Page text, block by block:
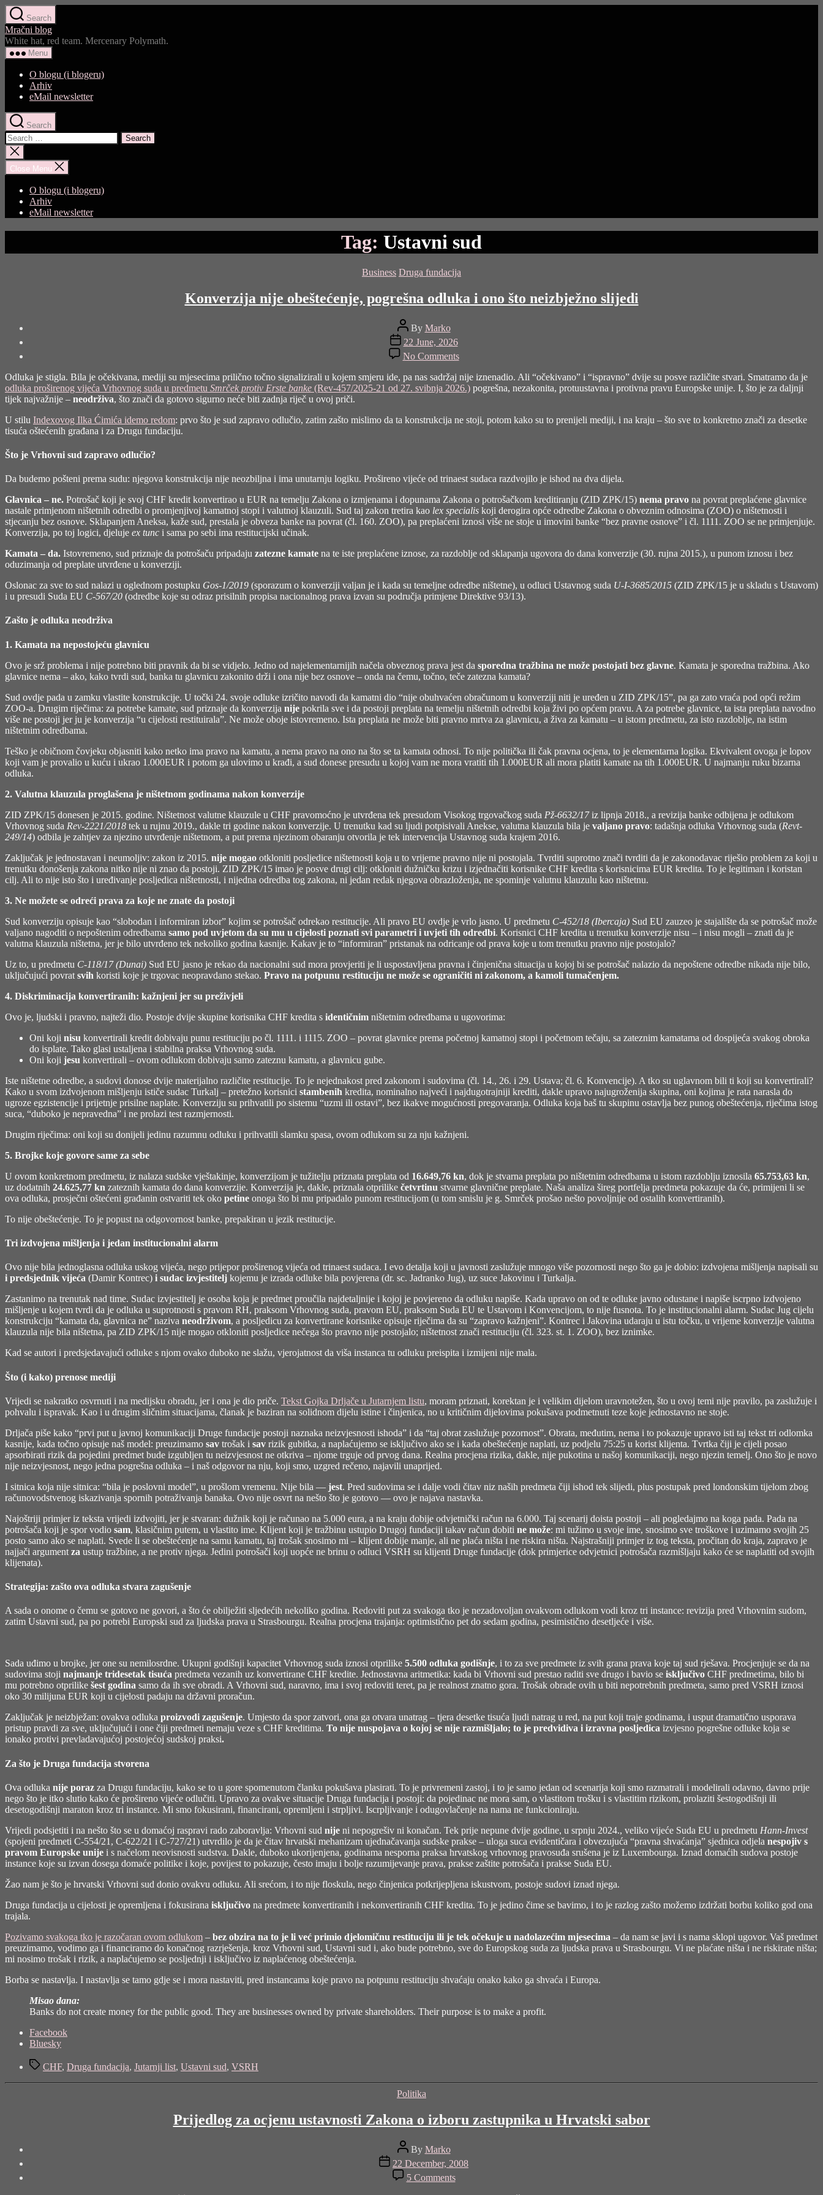
Skip
to
the
content
Search
Mračni blog
White hat, red team. Mercenary Polymath.
Menu
O blogu (i blogeru)
Arhiv
eMail newsletter
Search
Search
for:
Close
search
Close Menu
O blogu (i blogeru)
Arhiv
eMail newsletter
Tag: Ustavni sud
Categories
Business Druga fundacija
Konverzija nije obeštećenje, pogrešna odluka i ono što neizbježno slijedi
Post
author
By Marko
Post
date
22 June, 2026
No Commentson
Konverzija
nije
obeštećenje,
pogrešna
i
Odluka je stigla. Bila je očekivana, mediji su mjesecima prilično točno signalizirali u kojem smjeru ide, pa nas sadržaj nije iznenadio. Ali “očekivano” i “ispravno” dvije su posve različite stvari. Smatramo da je
odluka proširenog vijeća Vrhovnog suda u predmetu Smrček protiv Erste banke (Rev-457/2025-21 od 27. svibnja 2026.) pogrešna, nezakonita, protuustavna i protivna pravu Europske unije. I, što je za daljnji
tijek najvažnije – neodrživa, što znači da gotovo sigurno neće biti zadnja riječ u ovoj priči.
U stilu Indexovog Ilka Ćimića idemo redom: prvo što je sud zapravo odlučio, zatim zašto mislimo da ta konstrukcija ne stoji, potom kako su to prenijeli mediji, i na kraju – što sve to konkretno znači za desetke
tisuća oštećenih građana i za Drugu fundaciju.
Što je Vrhovni sud zapravo odlučio?
Da budemo pošteni prema sudu: njegova konstrukcija nije neozbiljna i ima unutarnju logiku. Prošireno vijeće od trinaest sudaca razdvojilo je ishod na dva dijela.
Glavnica – ne. Potrošač koji je svoj CHF kredit konvertirao u EUR na temelju Zakona o izmjenama i dopunama Zakona o potrošačkom kreditiranju (ZID ZPK/15) nema pravo na povrat preplaćene glavnice
nastale primjenom ništetnih odredbi o promjenjivoj kamatnoj stopi i valutnoj klauzuli. Sud taj zakon tretira kao lex specialis koji derogira opće odredbe Zakona o obveznim odnosima (ZOO) o ništetnosti i
stjecanju bez osnove. Sklapanjem Aneksa, kaže sud, prestala je obveza banke na povrat (čl. 160. ZOO), pa preplaćeni iznosi više ne stoje u imovini banke “bez pravne osnove” i čl. 1111. ZOO se ne primjenjuje.
Konverzija, po toj logici, djeluje ex tunc i sama po sebi ima restitucijski učinak.
Kamata – da. Istovremeno, sud priznaje da potrošaču pripadaju zatezne kamate na te iste preplaćene iznose, za razdoblje od sklapanja ugovora do dana konverzije (30. rujna 2015.), u punom iznosu i bez
oduzimanja od preplate utvrđene u konverziji.
Oslonac za sve to sud nalazi u oglednom postupku Gos-1/2019 (sporazum o konverziji valjan je i kada su temeljne odredbe ništetne), u odluci Ustavnog suda U-I-3685/2015 (ZID ZPK/15 je u skladu s Ustavom)
i u presudi Suda EU C-567/20 (odredbe koje su odraz prisilnih propisa nacionalnog prava izvan su područja primjene Direktive 93/13).
Zašto je odluka neodrživa
1. Kamata na nepostojeću glavnicu
Ovo je srž problema i nije potrebno biti pravnik da bi se vidjelo. Jedno od najelementarnijih načela obveznog prava jest da sporedna tražbina ne može postojati bez glavne. Kamata je sporedna tražbina. Ako
glavnice nema – ako, kako tvrdi sud, banka tu glavnicu zakonito drži i ona nije bez osnove – onda na čemu, točno, teče zatezna kamata?
Sud ovdje pada u zamku vlastite konstrukcije. U točki 24. svoje odluke izričito navodi da kamatni dio “nije obuhvaćen obračunom u konverziji niti je uređen u ZID ZPK/15”, pa ga zato vraća pod opći režim
ZOO-a. Drugim riječima: za potrebe kamate, sud priznaje da konverzija nije pokrila sve i da postoji preplata na temelju ništetnih odredbi koja živi po općem pravu. A za potrebe glavnice, ta ista preplata navodno
više ne postoji jer ju je konverzija “u cijelosti restituirala”. Ne može oboje istovremeno. Ista preplata ne može biti pravno mrtva za glavnicu, a živa za kamatu – u istom predmetu, za isto razdoblje, na istim
ništetnim odredbama.
Teško je običnom čovjeku objasniti kako netko ima pravo na kamatu, a nema pravo na ono na što se ta kamata odnosi. To nije politička ili čak pravna ocjena, to je elementarna logika. Ekvivalent ovoga je lopov
koji vam je provalio u kuću i ukrao 1.000EUR i potom ga ulovimo u krađi, a sud donese presudu u kojoj vam ne mora vratiti tih 1.000EUR ali mora platiti kamate na tih 1.000EUR. U najmanju ruku bizarna
odluka.
2. Valutna klauzula proglašena je ništetnom godinama nakon konverzije
ZID ZPK/15 donesen je 2015. godine. Ništetnost valutne klauzule u CHF pravomoćno je utvrđena tek presudom Visokog trgovačkog suda Pž-6632/17iz lipnja 2018., a revizija banke odbijena je odlukom
Vrhovnog suda Rev-2221/2018 tek u rujnu 2019., dakle tri godine nakon konverzije. U trenutku kad su ljudi potpisivali Anekse, valutna klauzula bila je valjano pravo: tadašnja odluka Vrhovnog suda (Revt-
249/14) odbila je zahtjev za njezino utvrđenje ništetnom, a put prema njezinom obaranju otvorila je tek intervencija Ustavnog suda krajem 2016.
Zaključak je jednostavan i neumoljiv: zakon iz 2015. nije mogao otkloniti posljedice ništetnosti koja u to vrijeme pravno nije ni postojala. Tvrditi suprotno znači tvrditi da je zakonodavac riješio problem za koji u
trenutku donošenja zakona nitko nije ni znao da postoji. ZID ZPK/15 imao je posve drugi cilj: otkloniti dužničku krizu i izjednačiti korisnike CHF kredita s korisnicima EUR kredita. To je legitiman i koristan
cilj. Ali to nije isto što i uređivanje posljedica ništetnosti, i nijedna odredba tog zakona, ni jedan redak njegova obrazloženja, ne spominje valutnu klauzulu kao ništetnu.
3. Ne možete se odreći prava za koje ne znate da postoji
Sud konverziju opisuje kao “slobodan i informiran izbor” kojim se potrošač odrekao restitucije. Ali pravo EU ovdje je vrlo jasno. U predmetu C-452/18 (Ibercaja) Sud EU zauzeo je stajalište da se potrošač može
valjano nagoditi o nepoštenim odredbama samo pod uvjetom da su mu u cijelosti poznati svi parametri i uvjeti tih odredbi. Korisnici CHF kredita u trenutku konverzije nisu – i nisu mogli – znati da je
valutna klauzula ništetna, jer je bilo utvrđeno tek nekoliko godina kasnije. Kakav je to “informiran” pristanak na odricanje od prava koje u tom trenutku pravno nije postojalo?
Uz to, u predmetu C-118/17 (Dunai) Sud EU jasno je rekao da nacionalni sud mora provjeriti je li uspostavljena pravna i činjenična situacija u kojoj bi se potrošač nalazio da nepoštene odredbe nikada nije bilo,
uključujući povrat svih koristi koje je trgovac neopravdano stekao. Pravo na potpunu restituciju ne može se ograničiti ni zakonom, a kamoli tumačenjem.
4. Diskriminacija konvertiranih: kažnjeni jer su preživjeli
Ovo je, ljudski i pravno, najteži dio. Postoje dvije skupine korisnika CHF kredita s identičnim ništetnim odredbama u ugovorima:
Oni koji nisu konvertirali kredit dobivaju punu restituciju po čl. 1111. i 1115. ZOO – povrat glavnice prema početnoj kamatnoj stopi i početnom tečaju, sa zateznim kamatama od dospijeća svakog obroka
do isplate. Tako glasi ustaljena i stabilna praksa Vrhovnog suda.
Oni koji jesu konvertirali – ovom odlukom dobivaju samo zateznu kamatu, a glavnicu gube.
Iste ništetne odredbe, a sudovi donose dvije materijalno različite restitucije. To je nejednakost pred zakonom i sudovima (čl. 14., 26. i 29. Ustava; čl. 6. Konvencije). A tko su uglavnom bili ti koji su konvertirali?
Kako u svom izdvojenom mišljenju ističe sudac Turkalj – pretežno korisnici stambenih kredita, nominalno najveći i najdugotrajniji krediti, dakle upravo najugroženija skupina, oni kojima je rata narasla do
ugroze egzistencije i prijetnje prisilne naplate. Konverziju su prihvatili po sistemu “uzmi ili ostavi”, bez ikakve mogućnosti pregovaranja. Odluka koja baš tu skupinu ostavlja bez punog obeštećenja, riječima istog
suca, “duboko je nepravedna” i ne prolazi test razmjernosti.
Drugim riječima: oni koji su donijeli jedinu razumnu odluku i prihvatili slamku spasa, ovom odlukom su za nju kažnjeni.
5. Brojke koje govore same za sebe
U ovom konkretnom predmetu, iz nalaza sudske vještakinje, konverzijom je tužitelju priznata preplata od 16.649,76 kn, dok je stvarna preplata po ništetnim odredbama u istom razdoblju iznosila 65.753,63 kn,
uz dodatnih 24.625,77 kn zateznih kamata do dana konverzije. Konverzija je, dakle, priznala otprilike četvrtinu stvarne glavnične preplate. Naša analiza šireg portfelja predmeta pokazuje da će, primijeni li se
ova odluka, prosječni oštećeni građanin ostvariti tek oko petine onoga što bi mu pripadalo punom restitucijom (u tom smislu je g. Smrček prošao nešto povoljnije od ostalih konvertiranih).
To nije obeštećenje. To je popust na odgovornost banke, prepakiran u jezik restitucije.
Tri izdvojena mišljenja i jedan institucionalni alarm
Ovo nije bila jednoglasna odluka uskog vijeća, nego prijepor proširenog vijeća od trinaest sudaca. I evo detalja koji u javnosti zaslužuje mnogo više pozornosti nego što ga je dobio: izdvojena mišljenja napisali su
i predsjednik vijeća (Damir Kontrec) i sudac izvjestitelj kojemu je izrada odluke bila povjerena (dr. sc. Jadranko Jug), uz suce Jakovinu i Turkalja.
Zastanimo na trenutak nad time. Sudac izvjestitelj je osoba koja je predmet proučila najdetaljnije i kojoj je povjereno da odluku napiše. Kada upravo on od te odluke javno odustane i napiše iscrpno izdvojeno
mišljenje u kojem tvrdi da je odluka u suprotnosti s pravom RH, praksom Vrhovnog suda, pravom EU, praksom Suda EU te Ustavom i Konvencijom, to nije fusnota. To je institucionalni alarm. Sudac Jug cijelu
konstrukciju “kamata da, glavnica ne” naziva neodrživom, a posljedicu za konvertirane korisnike opisuje riječima da su “zapravo kažnjeni”. Kontrec i Jakovina udaraju u istu točku, u vrijeme konverzije valutna
klauzula nije bila ništetna, pa ZID ZPK/15 nije mogao otkloniti posljedice nečega što pravno nije postojalo; ništetnost znači restituciju (čl. 323. st. 1. ZOO), bez iznimke.
Kad se autori i predsjedavajući odluke s njom ovako duboko ne slažu, vjerojatnost da viša instanca tu odluku preispita i izmijeni nije mala.
Što (i kako) prenose mediji
Vrijedi se nakratko osvrnuti i na medijsku obradu, jer i ona je dio priče. Tekst Gojka Drljače u Jutarnjem listu, moram priznati, korektan je i velikim dijelom uravnotežen, što u ovoj temi nije pravilo, pa zaslužuje i
pohvalu i ispravak. Kao i u drugim sličnim situacijama, članak je baziran na solidnom dijelu istine i činjenica, no u kritičnim dijelovima pokušava podmetnuti teze koje jednostavno ne stoje.
Drljača piše kako “prvi put u javnoj komunikaciji Druge fundacije postoji naznaka neizvjesnosti ishoda” i da “taj obrat zaslužuje pozornost”. Obrata, međutim, nema i to pokazuje upravo isti taj tekst tri odlomka
kasnije, kada točno opisuje naš model: preuzimamo sav trošak i sav rizik gubitka, a naplaćujemo se isključivo ako se i kada obeštećenje naplati, uz podjelu 75:25 u korist klijenta. Tvrtka čiji je cijeli posao
apsorbirati rizik da pojedini predmet bude izgubljen tu neizvjesnost ne otkriva – njome trguje od prvog dana. Realna procjena rizika, dakle, nije pukotina u našoj komunikaciji, nego njezin temelj. Ono što je novo
nije neizvjesnost, nego jedna pogrešna odluka – i naš odgovor na nju, koji smo, uzgred rečeno, najavili unaprijed.
I sitnica koja nije sitnica: “bila je poslovni model”, u prošlom vremenu. Nije bila — jest. Pred sudovima se i dalje vodi čitav niz naših predmeta čiji ishod tek slijedi, plus postupak pred londonskim tijelom zbog
računovodstvenog iskazivanja spornih potraživanja banaka. Ovo nije osvrt na nešto što je gotovo — ovo je najava nastavka.
Najoštriji primjer iz teksta vrijedi izdvojiti, jer je stvaran: dužnik koji je računao na 5.000 eura, a na kraju dobije odvjetnički račun na 6.000. Taj scenarij doista postoji – ali pogledajmo na koga pada. Pada na
potrošača koji je spor vodio sam, klasičnim putem, u vlastito ime. Klijent koji je tražbinu ustupio Drugoj fundaciji takav račun dobiti ne može: mi tužimo u svoje ime, snosimo sve troškove i uzimamo svojih 25
posto samo ako se naplati. Svede li se obeštećenje na samu kamatu, taj trošak snosimo mi – klijent dobije manje, ali ne plaća ništa i ne riskira ništa. Najstrašniji primjer iz tog teksta, pročitan do kraja, zapravo je
najjači argument za ustup tražbine, a ne protiv njega. Jedini potrošači koji uopće ne brinu o odluci VSRH su klijenti Druge fundacije (dok primjerice odvjetnici potrošača razmišljaju kako će se naplatiti od svojih
klijenata).
Strategija: zašto ova odluka stvara zagušenje
A sada o onome o čemu se gotovo ne govori, a što će obilježiti sljedećih nekoliko godina. Redoviti put za svakoga tko je nezadovoljan ovakvom odlukom vodi kroz tri instance: revizija pred Vrhovnim sudom,
zatim Ustavni sud, pa po potrebi Europski sud za ljudska prava u Strasbourgu. Realna procjena trajanja: optimistično pet do sedam godina, pesimistično desetljeće i više.
Sada uđimo u brojke, jer one su nemilosrdne. Ukupni godišnji kapacitet Vrhovnog suda iznosi otprilike 5.500 odluka godišnje, i to za sve predmete iz svih grana prava koje taj sud rješava. Procjenjuje se da na
sudovima stoji najmanje tridesetak tisuća predmeta vezanih uz konvertirane CHF kredite. Jednostavna aritmetika: kada bi Vrhovni sud prestao raditi sve drugo i bavio se isključivo CHF predmetima, bilo bi
mu potrebno otprilike šest godina samo da ih sve obradi. A Vrhovni sud, naravno, ima i svoj redoviti teret, pa je realnost znatno gora. Trošak obrade ovih u biti nepotrebnih predmeta, samo pred VSRH iznosi
oko 30 milijuna EUR koji u cijelosti padaju na državni proračun.
Zaključak je neizbježan: ovakva odluka proizvodi zagušenje. Umjesto da spor zatvori, ona ga otvara unatrag – tjera desetke tisuća ljudi natrag u red, na put koji traje godinama, i usput dramatično usporava
pristup pravdi za sve, uključujući i one čiji predmeti nemaju veze s CHF kreditima. To nije nuspojava o kojoj se nije razmišljalo; to je predvidiva i izravna posljedica izvjesno pogrešne odluke koja se
ionako protivi prevladavajućoj postojećoj sudskoj praksi.
Za što je Druga fundacija stvorena
Ova odluka nije poraz za Drugu fundaciju, kako se to u gore spomenutom članku pokušava plasirati. To je privremeni zastoj, i to je samo jedan od scenarija koji smo razmatrali i modelirali odavno, davno prije
nego što je itko slutio kako će prošireno vijeće odlučiti. Upravo za ovakve situacije Druga fundacija i postoji: da pojedinac ne mora sam, o vlastitom trošku i s vlastitim rizikom, prolaziti šestogodišnji ili
desetogodišnji maraton kroz tri instance. Mi smo fokusirani, financirani, opremljeni i strpljivi. Iscrpljivanje i odugovlačenje na nama ne funkcioniraju.
Vrijedi podsjetiti i na nešto što se u domaćoj raspravi rado zaboravlja: Vrhovni sud nije ni nepogrešiv ni konačan. Tek prije nepune dvije godine, u srpnju 2024., veliko vijeće Suda EU u predmetu Hann-Invest
(spojeni predmeti C-554/21, C-622/21 i C-727/21) utvrdilo je da je čitav hrvatski mehanizam ujednačavanja sudske prakse – uloga suca evidentičara i obvezujuća “pravna shvaćanja” sjednica odjela nespojiv s
pravom Europske unije i s načelom neovisnosti sudstva. Dakle, duboko ukorijenjena, godinama nesporna praksa hrvatskog vrhovnog pravosuđa srušena je iz Luxembourga. Iznad domaćih sudova postoje
instance koje su izvan dosega domaće politike i koje, povijest to pokazuje, često imaju i bolje razumijevanje prava, prakse zaštite potrošača i prakse Suda EU.
Žao nam je što je hrvatski Vrhovni sud donio ovakvu odluku. Ali srećom, i to nije floskula, nego činjenica potkrijepljena iskustvom, postoje sudovi iznad njega.
Druga fundacija u cijelosti je opremljena i fokusirana isključivo na predmete konvertiranih i nekonvertiranih CHF kredita. To je jedino čime se bavimo, i to je razlog zašto možemo izdržati borbu koliko god ona
trajala.
Pozivamo svakoga tko je razočaran ovom odlukom – bez obzira na to je li već primio djelomičnu restituciju ili je tek očekuje u nadolazećim mjesecima – da nam se javi i s nama sklopi ugovor. Vaš predmet
preuzimamo, vodimo ga i financiramo do konačnog razrješenja, kroz Vrhovni sud, Ustavni sud i, ako bude potrebno, sve do Europskog suda za ljudska prava u Strasbourgu. Vi ne plaćate ništa i ne riskirate ništa;
mi nosimo trošak i rizik, a naplaćujemo se posljednji i isključivo iz naplaćenog obeštećenja.
Borba se nastavlja. I nastavlja se tamo gdje se i mora nastaviti, pred instancama koje pravo na potpunu restituciju shvaćaju onako kako ga shvaća i Europa.
Misao dana:
Banks do not create money for the public good. They are businesses owned by private shareholders. Their purpose is to make a profit.
Share
"Konverzija
obeštećenje,
neizbježno
slijedi"
Facebook
Bluesky
TagsCHF, Druga fundacija, Jutarnji list, Ustavni sud, VSRH
Categories
Politika
Prijedlog za ocjenu ustavnosti Zakona o izboru zastupnika u Hrvatski sabor
Post
author
By Marko
Post
date
22 December, 2008
5 Commentson
Prijedlog